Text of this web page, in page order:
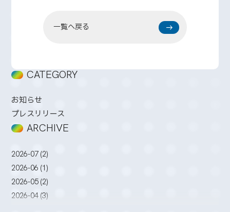
CATEGORY
お知らせ
プレスリリース
ARCHIVE
2026-07 (2)
2026-06 (1)
2026-05 (2)
2026-04 (3)
一覧へ戻る